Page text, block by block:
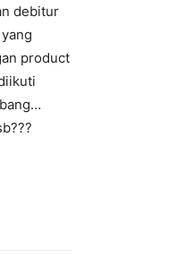
debitur
product